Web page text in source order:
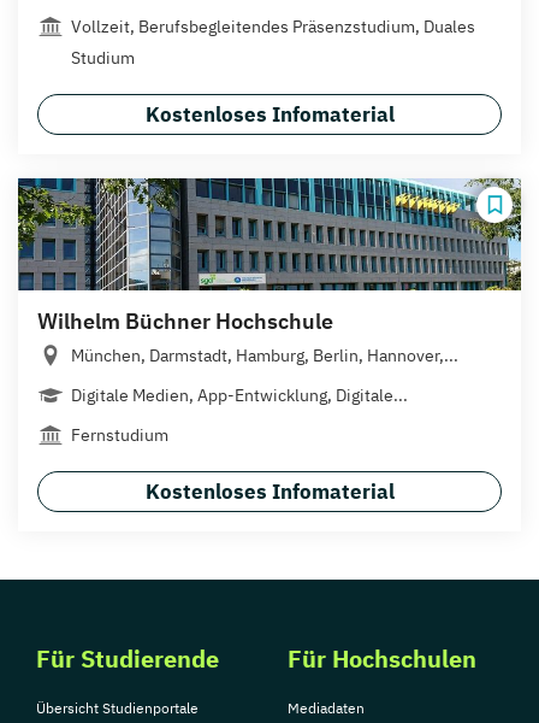
Vollzeit, Berufsbegleitendes Präsenzstudium, Duales
Studium
Kostenloses Infomaterial
Wilhelm Büchner Hochschule
München, Darmstadt, Hamburg, Berlin, Hannover,...
Digitale Medien, App-Entwicklung, Digitale...
Fernstudium
Kostenloses Infomaterial
Für Studierende
Übersicht Studienportale
Für Hochschulen
Mediadaten